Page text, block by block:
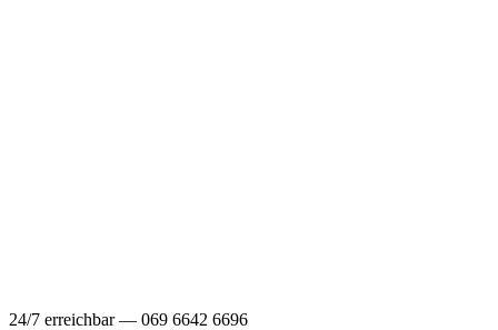
24/7 erreichbar — 069 6642 6696